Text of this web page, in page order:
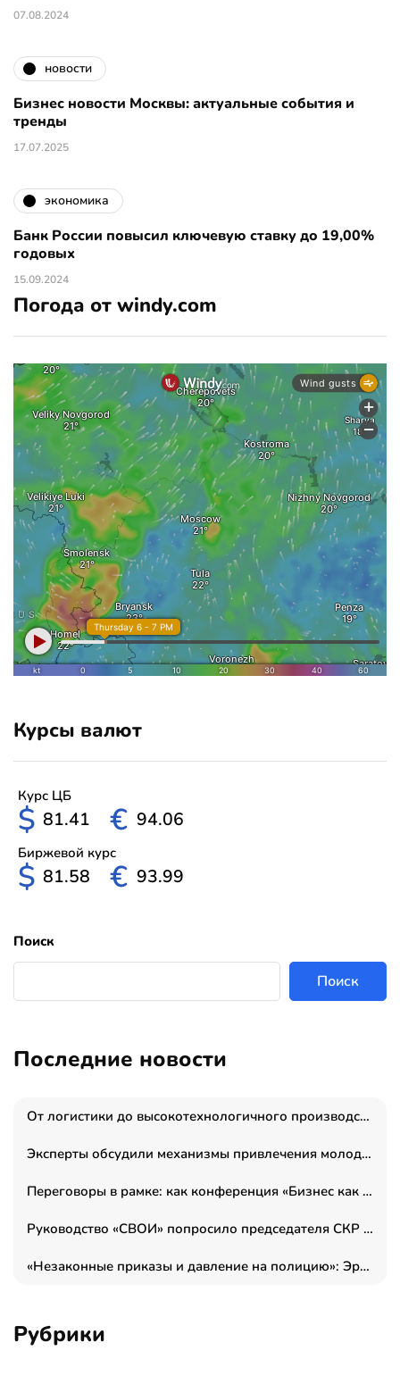
07.08.2024
новости
Бизнес новости Москвы: актуальные события и
тренды
17.07.2025
экономика
Банк России повысил ключевую ставку до 19,00%
годовых
15.09.2024
Погода от windy.com
Курсы валют
Курс ЦБ
$ 81.41 € 94.06
Биржевой курс
$ 81.58 € 93.99
Поиск
Поиск
Последние новости
От логистики до высокотехнологичного производства: как основатель “гагаринга” выстраивает экосистему безопасности и гражданских БПЛА
Эксперты обсудили механизмы привлечения молодых специалистов в промышленные города
Переговоры в рамке: как конференция «Бизнес как искусство» переформатирует деловой этикет в стенах ТПП РФ
Руководство «СВОИ» попросило председателя СКР дать правовую оценку обысков в тыловом штабе
«Незаконные приказы и давление на полицию»: Эрнеста Султанова задержали у посольства Израиля во время одиночного пикета
Рубрики